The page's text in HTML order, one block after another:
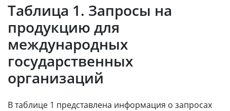
Таблица 1. Запросы на
продукцию для
международных
государственных
организаций
В таблице 1 представлена информация о запросах